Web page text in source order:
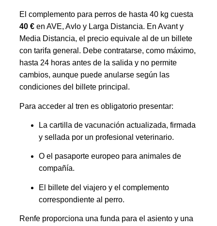
El complemento para perros de hasta 40 kg cuesta
40 € en AVE, Avlo y Larga Distancia. En Avant y
Media Distancia, el precio equivale al de un billete
con tarifa general. Debe contratarse, como máximo,
hasta 24 horas antes de la salida y no permite
cambios, aunque puede anularse según las
condiciones del billete principal.
Para acceder al tren es obligatorio presentar:
La cartilla de vacunación actualizada, firmada
y sellada por un profesional veterinario.
O el pasaporte europeo para animales de
compañía.
El billete del viajero y el complemento
correspondiente al perro.
Renfe proporciona una funda para el asiento y una